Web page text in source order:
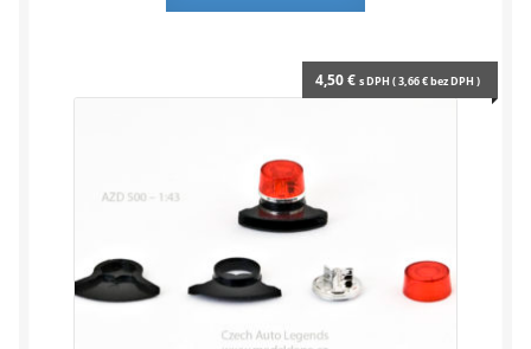
4,50€ s DPH (3,66€bez DPH )